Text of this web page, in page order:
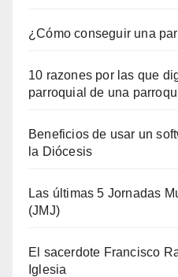
¿Cómo conseguir una
10 razones por las que
parroquial de una
Beneficios de usar un
la Diócesis
Las últimas 5 Jornadas
(JMJ)
El sacerdote Francisco
Iglesia